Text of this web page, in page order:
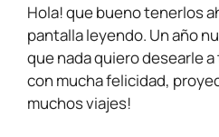
Hola! que bueno tenerlos
pantalla leyendo. Un año
que nada quiero desearle
con mucha felicidad,
muchos viajes!